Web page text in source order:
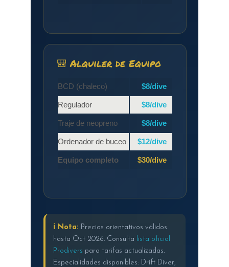
🎒 Alquiler de Equipo
BCD (chaleco) $8/dive
Regulador $8/dive
Traje de neopreno $8/dive
Ordenador de buceo $12/dive
Equipo completo $30/dive
ℹ️ Nota: Precios orientativos válidos
hasta Oct 2026. Consulta lista oficial
Prodivers para tarifas actualizadas.
Especialidades disponibles: Drift Diver,